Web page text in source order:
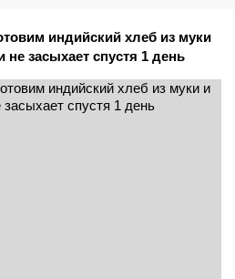
индийский хлеб из муки
засыхает спустя 1 день